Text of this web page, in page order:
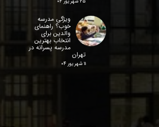
ویژگی مدرسه
خوب؟ راهنمای
والدین برای
انتخاب بهترین
مدرسه پسرانه در
تهران
۱۱ شهریور ۰۴